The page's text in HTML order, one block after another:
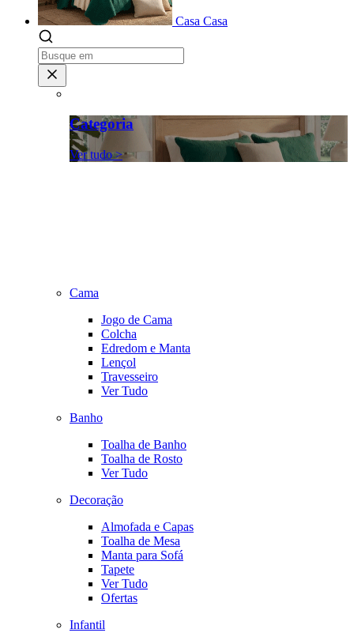
Casa Casa
Categoria
Ver tudo >
Cama
Jogo de Cama
Colcha
Edredom e Manta
Lençol
Travesseiro
Ver Tudo
Banho
Toalha de Banho
Toalha de Rosto
Ver Tudo
Decoração
Almofada e Capas
Toalha de Mesa
Manta para Sofá
Tapete
Ver Tudo
Ofertas
Infantil